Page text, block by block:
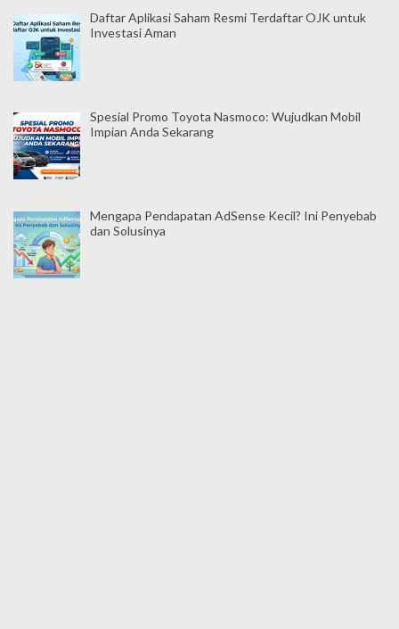
Daftar Aplikasi Saham Resmi Terdaftar OJK untuk
Investasi Aman
Spesial Promo Toyota Nasmoco: Wujudkan Mobil
Impian Anda Sekarang
Mengapa Pendapatan AdSense Kecil? Ini Penyebab
dan Solusinya